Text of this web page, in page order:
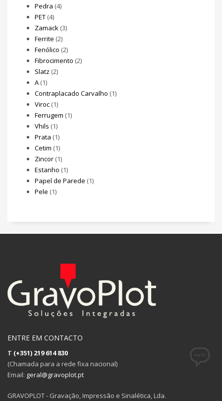
Pedra (4)
PET (4)
Zamack (3)
Ferrite (2)
Fenólico (2)
Fibrocimento (2)
Slatz (2)
A (1)
Contraplacado Carvalho (1)
Viroc (1)
Ferrugem (1)
Vhils (1)
Prata (1)
Cetim (1)
Zincor (1)
Estanho (1)
Papel de Parede (1)
Pele (1)
ENTRE EM CONTACTO
T (+351) 219 614 830
(Chamada para a rede fixa nacional)
Email: geral@gravoplot.pt
GRAVOPLOT - Gravação, Impressão e Sinalética, Lda.